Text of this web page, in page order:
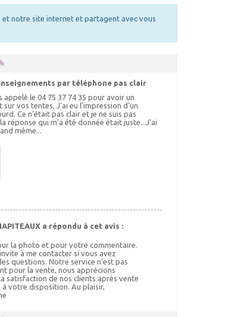
et notre site internet et partagent avec vous
par téléphone pas clair
appelé le 04 75 37 74 35 pour avoir un
sur vos tentes, J'ai eu l'impression d'un
Ce n'était pas clair et je ne suis pas
réponse qui m'a été donnée était juste...J'ai
même...
a répondu à cet avis :
la photo et pour votre commentaire.
à me contacter si vous avez
questions. Notre service n'est pas
pour la vente, nous apprécions
satisfaction de nos clients après vente
à votre disposition. Au plaisir,